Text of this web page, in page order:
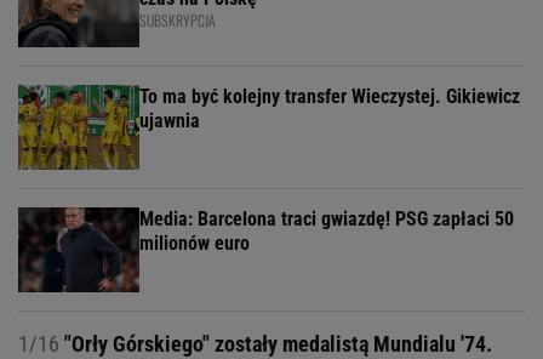
SUBSKRYPCJA
To ma być kolejny transfer Wieczystej. Gikiewicz
ujawnia
Media: Barcelona traci gwiazdę! PSG zapłaci 50
milionów euro
1/16 "Orły Górskiego" zostały medalistą Mundialu '74.